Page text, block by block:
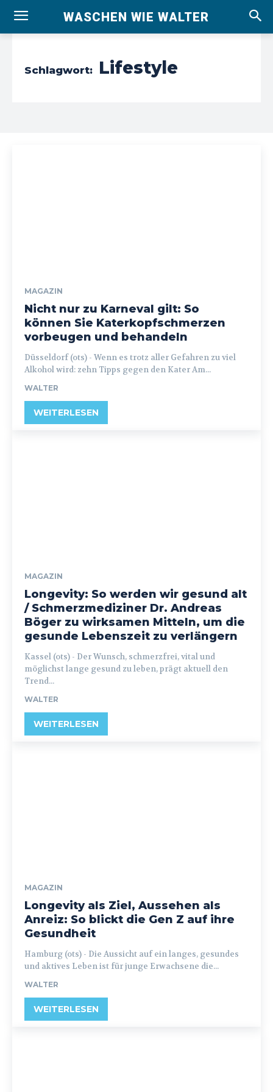
WASCHEN WIE WALTER
Schlagwort: Lifestyle
MAGAZIN
Nicht nur zu Karneval gilt: So
können Sie Katerkopfschmerzen
vorbeugen und behandeln
Düsseldorf (ots) - Wenn es trotz aller Gefahren zu viel
Alkohol wird: zehn Tipps gegen den Kater Am...
WALTER
WEITERLESEN
MAGAZIN
Longevity: So werden wir gesund alt
/ Schmerzmediziner Dr. Andreas
Böger zu wirksamen Mitteln, um die
gesunde Lebenszeit zu verlängern
Kassel (ots) - Der Wunsch, schmerzfrei, vital und
möglichst lange gesund zu leben, prägt aktuell den
Trend...
WALTER
WEITERLESEN
MAGAZIN
Longevity als Ziel, Aussehen als
Anreiz: So blickt die Gen Z auf ihre
Gesundheit
Hamburg (ots) - Die Aussicht auf ein langes, gesundes
und aktives Leben ist für junge Erwachsene die...
WALTER
WEITERLESEN